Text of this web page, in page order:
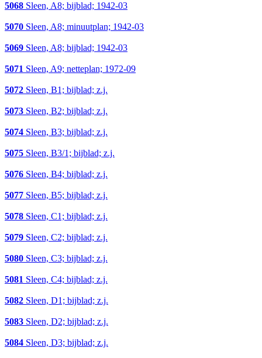
5068 Sleen, A8; bijblad; 1942-03
5070 Sleen, A8; minuutplan; 1942-03
5069 Sleen, A8; bijblad; 1942-03
5071 Sleen, A9; netteplan; 1972-09
5072 Sleen, B1; bijblad; z.j.
5073 Sleen, B2; bijblad; z.j.
5074 Sleen, B3; bijblad; z.j.
5075 Sleen, B3/1; bijblad; z.j.
5076 Sleen, B4; bijblad; z.j.
5077 Sleen, B5; bijblad; z.j.
5078 Sleen, C1; bijblad; z.j.
5079 Sleen, C2; bijblad; z.j.
5080 Sleen, C3; bijblad; z.j.
5081 Sleen, C4; bijblad; z.j.
5082 Sleen, D1; bijblad; z.j.
5083 Sleen, D2; bijblad; z.j.
5084 Sleen, D3; bijblad; z.j.